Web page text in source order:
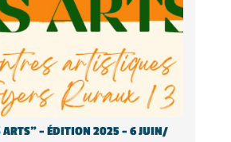
ARTS” – ÉDITION 2025 – 6 JUIN/